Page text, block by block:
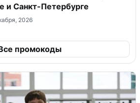
и Санкт-Петербурге
2026
промокоды